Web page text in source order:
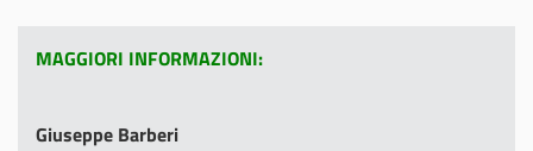
MAGGIORI INFORMAZIONI:
Giuseppe Barberi